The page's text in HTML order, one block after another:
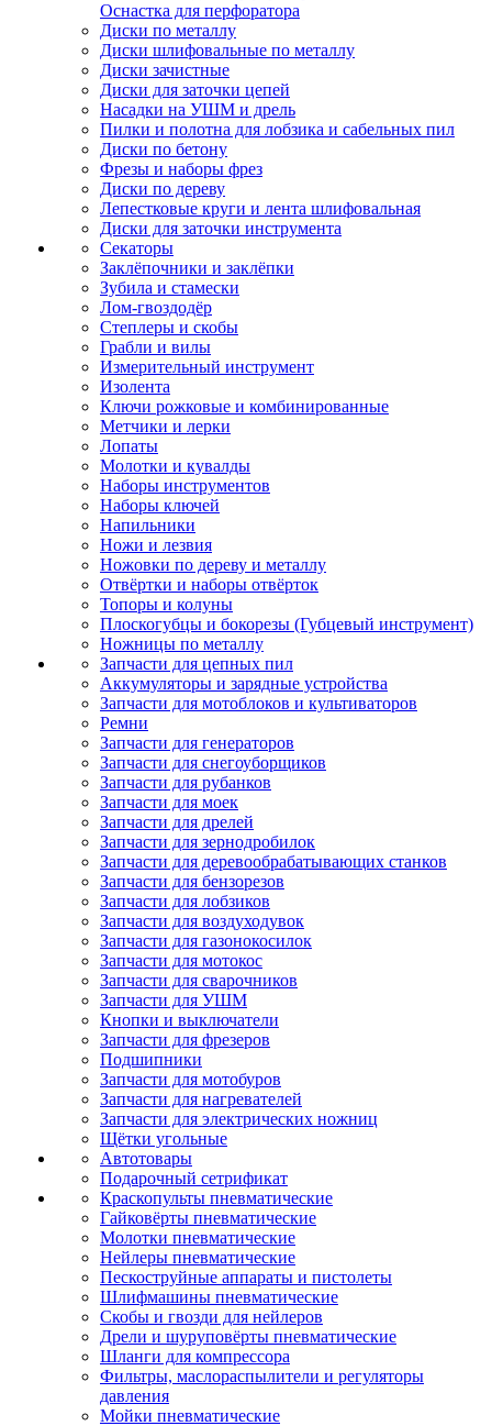
Оснастка для перфоратора
Диски по металлу
Диски шлифовальные по металлу
Диски зачистные
Диски для заточки цепей
Насадки на УШМ и дрель
Пилки и полотна для лобзика и сабельных пил
Диски по бетону
Фрезы и наборы фрез
Диски по дереву
Лепестковые круги и лента шлифовальная
Диски для заточки инструмента
Секаторы
Заклёпочники и заклёпки
Зубила и стамески
Лом-гвоздодёр
Степлеры и скобы
Грабли и вилы
Измерительный инструмент
Изолента
Ключи рожковые и комбинированные
Метчики и лерки
Лопаты
Молотки и кувалды
Наборы инструментов
Наборы ключей
Напильники
Ножи и лезвия
Ножовки по дереву и металлу
Отвёртки и наборы отвёрток
Топоры и колуны
Плоскогубцы и бокорезы (Губцевый инструмент)
Ножницы по металлу
Запчасти для цепных пил
Аккумуляторы и зарядные устройства
Запчасти для мотоблоков и культиваторов
Ремни
Запчасти для генераторов
Запчасти для снегоуборщиков
Запчасти для рубанков
Запчасти для моек
Запчасти для дрелей
Запчасти для зернодробилок
Запчасти для деревообрабатывающих станков
Запчасти для бензорезов
Запчасти для лобзиков
Запчасти для воздуходувок
Запчасти для газонокосилок
Запчасти для мотокос
Запчасти для сварочников
Запчасти для УШМ
Кнопки и выключатели
Запчасти для фрезеров
Подшипники
Запчасти для мотобуров
Запчасти для нагревателей
Запчасти для электрических ножниц
Щётки угольные
Автотовары
Подарочный сетрификат
Краскопульты пневматические
Гайковёрты пневматические
Молотки пневматические
Нейлеры пневматические
Пескоструйные аппараты и пистолеты
Шлифмашины пневматические
Скобы и гвозди для нейлеров
Дрели и шуруповёрты пневматические
Шланги для компрессора
Фильтры, маслораспылители и регуляторы
давления
Мойки пневматические